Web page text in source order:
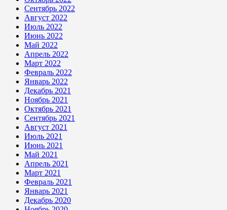
Сентябрь 2022
Август 2022
Июль 2022
Июнь 2022
Май 2022
Апрель 2022
Март 2022
Февраль 2022
Январь 2022
Декабрь 2021
Ноябрь 2021
Октябрь 2021
Сентябрь 2021
Август 2021
Июль 2021
Июнь 2021
Май 2021
Апрель 2021
Март 2021
Февраль 2021
Январь 2021
Декабрь 2020